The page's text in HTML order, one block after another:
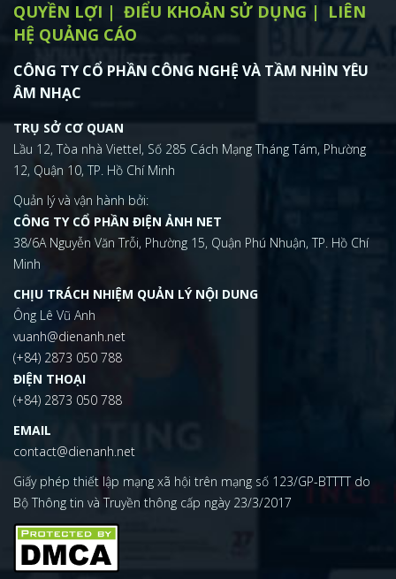
QUYỀN LỢI ĐIỂU KHOẢN SỬ DỤNG
LIÊN
HỆ QUẢNG CÁO
CÔNG TY CỔ PHẦN CÔNG NGHỆ VÀ TẦM NHÌN YÊU
ÂM NHẠC
TRỤ SỞ CƠ QUAN
Lầu 12, Tòa nhà Viettel, Số 285 Cách Mạng Tháng Tám, Phường
12, Quận 10, TP. Hồ Chí Minh
Quản lý và vận hành bởi:
CÔNG TY CỔ PHẦN ĐIỆN ẢNH NET
38/6A Nguyễn Văn Trỗi, Phường 15, Quận Phú Nhuận, TP. Hồ Chí
Minh
CHỊU TRÁCH NHIỆM QUẢN LÝ NỘI DUNG
Ông Lê Vũ Anh
vuanh@dienanh.net
(+84) 2873 050 788
ĐIỆN THOẠI
(+84) 2873 050 788
EMAIL
contact@dienanh.net
Giấy phép thiết lập mạng xã hội trên mạng số 123/GP-BTTTT do
Bộ Thông tin và Truyền thông cấp ngày 23/3/2017